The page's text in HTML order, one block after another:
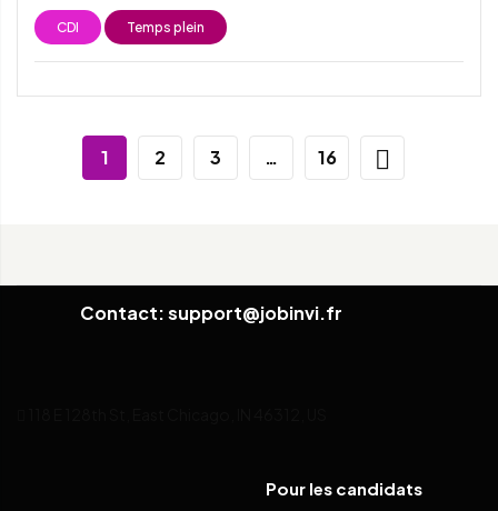
CDI Temps plein
1 2 3 … 16
Contact: support@jobinvi.fr
Pour les candidats